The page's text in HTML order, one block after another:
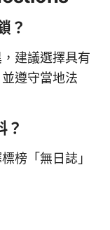
？
建議選擇具有
遵守當地法
？
榜「無日誌」